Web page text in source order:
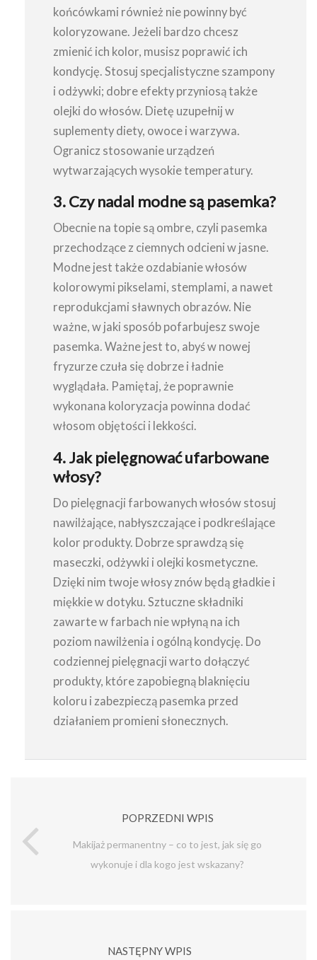
końcówkami również nie powinny być
koloryzowane. Jeżeli bardzo chcesz
zmienić ich kolor, musisz poprawić ich
kondycję. Stosuj specjalistyczne szampony
i odżywki; dobre efekty przyniosą także
olejki do włosów. Dietę uzupełnij w
suplementy diety, owoce i warzywa.
Ogranicz stosowanie urządzeń
wytwarzających wysokie temperatury.
3. Czy nadal modne są pasemka?
Obecnie na topie są ombre, czyli pasemka
przechodzące z ciemnych odcieni w jasne.
Modne jest także ozdabianie włosów
kolorowymi pikselami, stemplami, a nawet
reprodukcjami sławnych obrazów. Nie
ważne, w jaki sposób pofarbujesz swoje
pasemka. Ważne jest to, abyś w nowej
fryzurze czuła się dobrze i ładnie
wyglądała. Pamiętaj, że poprawnie
wykonana koloryzacja powinna dodać
włosom objętości i lekkości.
4. Jak pielęgnować ufarbowane
włosy?
Do pielęgnacji farbowanych włosów stosuj
nawilżające, nabłyszczające i podkreślające
kolor produkty. Dobrze sprawdzą się
maseczki, odżywki i olejki kosmetyczne.
Dzięki nim twoje włosy znów będą gładkie i
miękkie w dotyku. Sztuczne składniki
zawarte w farbach nie wpłyną na ich
poziom nawilżenia i ogólną kondycję. Do
codziennej pielęgnacji warto dołączyć
produkty, które zapobiegną blaknięciu
koloru i zabezpieczą pasemka przed
działaniem promieni słonecznych.
POPRZEDNI WPIS
Makijaż permanentny – co to jest, jak się go
wykonuje i dla kogo jest wskazany?
NASTĘPNY WPIS